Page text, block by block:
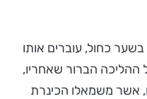
בשער כחול, עוברים אותו
ההליכה הברור שאחריו,
אשר משמאלו הכינרת